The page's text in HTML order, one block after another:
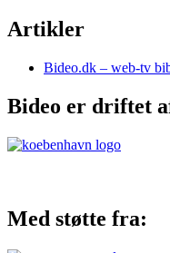
Artikler
Bideo.dk – web-tv
Bideo er driftet
Med støtte fra: